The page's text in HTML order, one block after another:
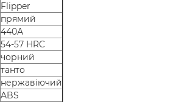
Flipper
прямий
440А
54-57 HRC
чорний
танто
нержавіючий
ABS